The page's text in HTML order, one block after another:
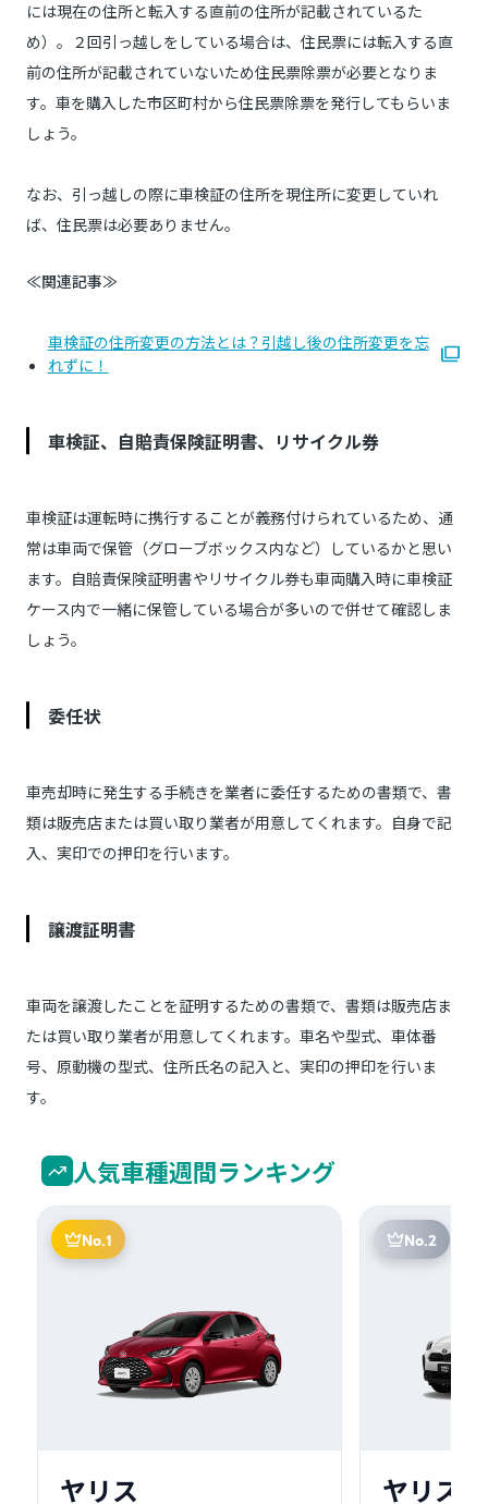
には現在の住所と転入する直前の住所が記載されているた
め）。２回引っ越しをしている場合は、住民票には転入する直
前の住所が記載されていないため住民票除票が必要となりま
す。車を購入した市区町村から住民票除票を発行してもらいま
しょう。
なお、引っ越しの際に車検証の住所を現住所に変更していれ
ば、住民票は必要ありません。
≪関連記事≫
車検証の住所変更の方法とは？引越し後の住所変更を忘
れずに！
車検証、自賠責保険証明書、リサイクル券
車検証は運転時に携行することが義務付けられているため、通
常は車両で保管（グローブボックス内など）しているかと思い
ます。自賠責保険証明書やリサイクル券も車両購入時に車検証
ケース内で一緒に保管している場合が多いので併せて確認しま
しょう。
委任状
車売却時に発生する手続きを業者に委任するための書類で、書
類は販売店または買い取り業者が用意してくれます。自身で記
入、実印での押印を行います。
譲渡証明書
車両を譲渡したことを証明するための書類で、書類は販売店ま
たは買い取り業者が用意してくれます。車名や型式、車体番
号、原動機の型式、住所氏名の記入と、実印の押印を行いま
す。